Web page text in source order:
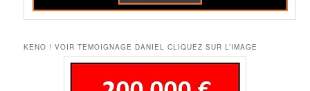
KENO ! VOIR TEMOIGNAGE DANIEL CLIQUEZ SUR L’IMAGE